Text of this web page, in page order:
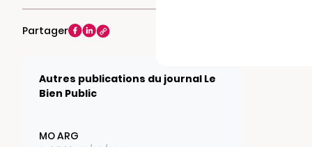
Partager
Autres publications du journal Le
Bien Public
MO ARG